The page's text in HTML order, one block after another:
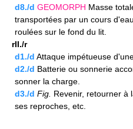
d8./d GEOMORPH Masse
transportées par un cours
roulées sur le fond du lit.
rII./r
d1./d Attaque impétueuse
d2./d Batterie ou sonnerie
sonner la charge.
d3./d Fig. Revenir, retourner à
ses reproches, etc.